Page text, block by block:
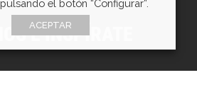
E INSPÍRATE
el botón “Configurar”.
ACEPTAR